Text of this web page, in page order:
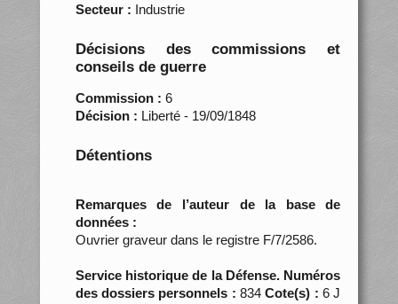
Secteur : Industrie
Décisions des commissions et
conseils de guerre
Commission : 6
Décision : Liberté - 19/09/1848
Détentions
Remarques de l’auteur de la base de
données :
Ouvrier graveur dans le registre F/7/2586.
Service historique de la Défense. Numéros
des dossiers personnels : 834Cote(s) : 6 J